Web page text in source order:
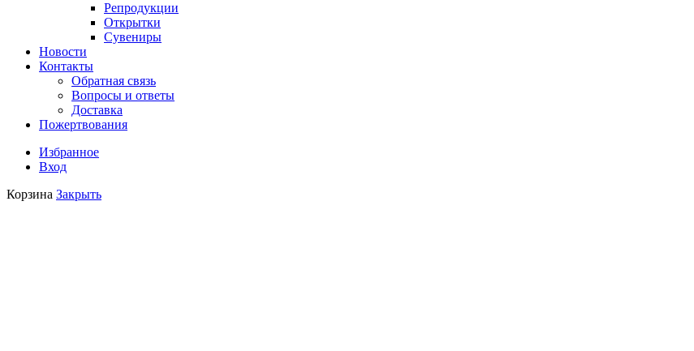
Репродукции
Открытки
Сувениры
Новости
Контакты
Обратная связь
Вопросы и ответы
Доставка
Пожертвования
Избранное
Вход
Корзина Закрыть